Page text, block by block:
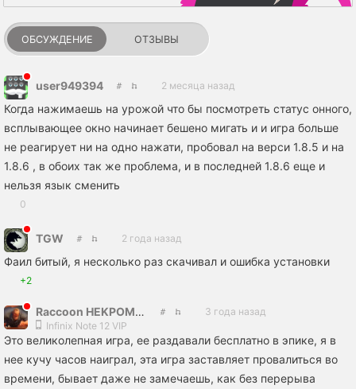
ОБСУЖДЕНИЕ ОТЗЫВЫ
user949394 2 месяца назад
Когда нажимаешь на урожой что бы посмотреть статус онного,
всплывающее окно начинает бешено мигать и и игра больше
не реагирует ни на одно нажати, пробовал на верси 1.8.5 и на
1.8.6 , в обоих так же проблема, и в последней 1.8.6 еще и
нельзя язык сменить
0
TGW 2 года назад
Фаил битый, я несколько раз скачивал и ошибка установки
+2
Raccoon HEKPOMAHT
3 года назад
Infinix Note 12 VIP
Это великолепная игра, ее раздавали бесплатно в эпике, я в
нее кучу часов наиграл, эта игра заставляет провалиться во
времени, бывает даже не замечаешь, как без перерыва